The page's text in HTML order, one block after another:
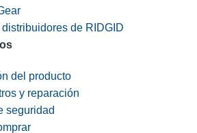
distribuidores de RIDGID
del producto
y reparación
seguridad